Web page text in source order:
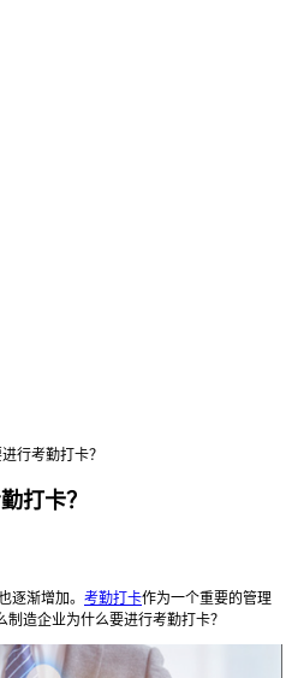
行考勤打卡？
打卡？
逐渐增加。 考勤打卡作为一个重要的管理
造企业为什么要进行考勤打卡？